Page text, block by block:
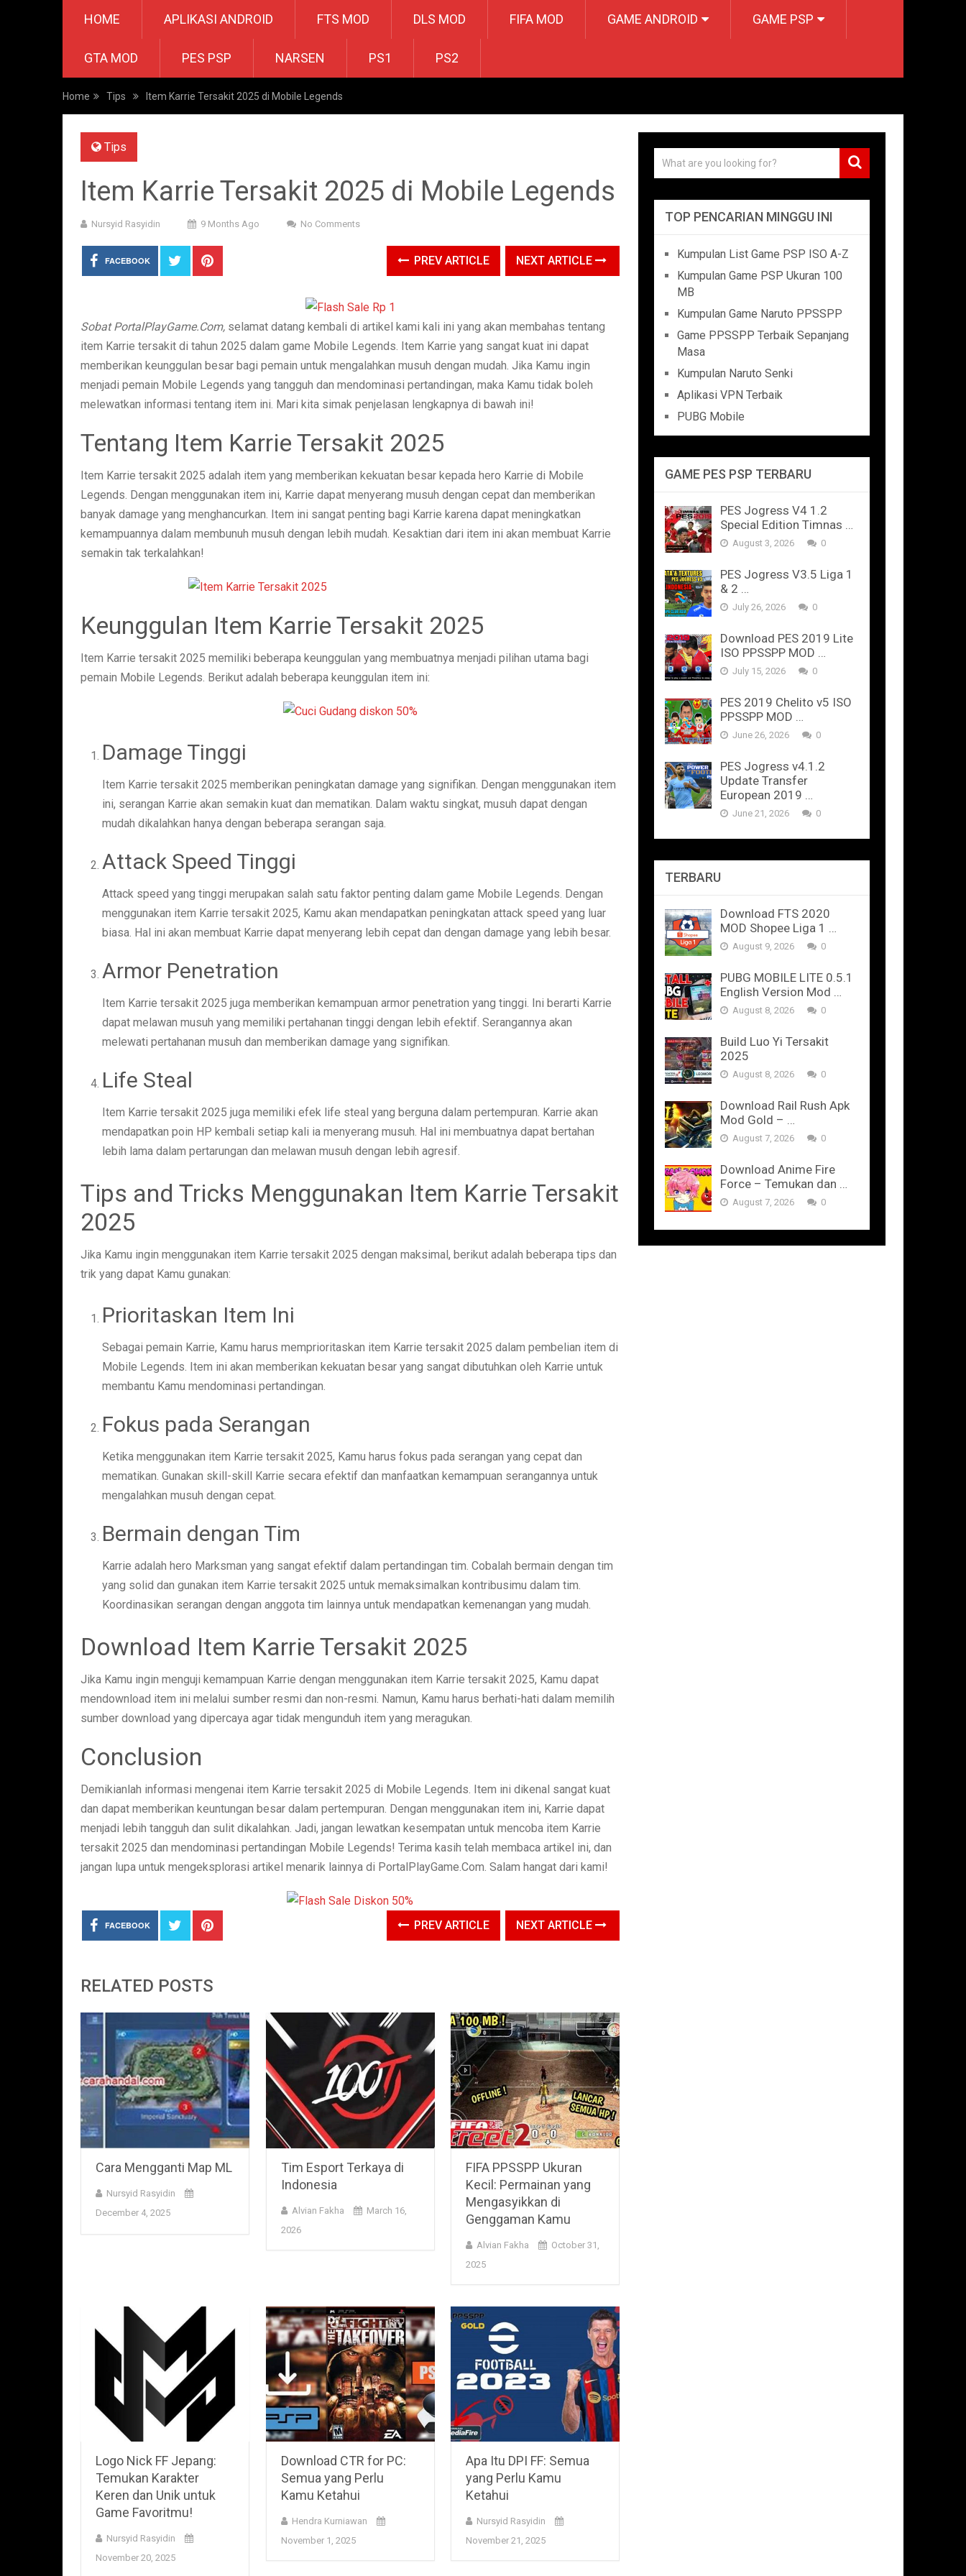
HOME APLIKASI ANDROID FTS MOD DLS MOD FIFA MOD GAME ANDROID GAME PSP
GTA MOD PES PSP NARSEN PS1 PS2
Home Tips Item Karrie Tersakit 2025 di Mobile Legends
Tips
Item Karrie Tersakit 2025 di Mobile Legends
Nursyid Rasyidin 9 Months Ago No Comments
FACEBOOK PREV ARTICLE NEXT ARTICLE
Sobat PortalPlayGame.Com, selamat datang kembali di artikel kami kali ini yang akan membahas tentang
item Karrie tersakit di tahun 2025 dalam game Mobile Legends. Item Karrie yang sangat kuat ini dapat
memberikan keunggulan besar bagi pemain untuk mengalahkan musuh dengan mudah. Jika Kamu ingin
menjadi pemain Mobile Legends yang tangguh dan mendominasi pertandingan, maka Kamu tidak boleh
melewatkan informasi tentang item ini. Mari kita simak penjelasan lengkapnya di bawah ini!
Tentang Item Karrie Tersakit 2025
Item Karrie tersakit 2025 adalah item yang memberikan kekuatan besar kepada hero Karrie di Mobile
Legends. Dengan menggunakan item ini, Karrie dapat menyerang musuh dengan cepat dan memberikan
banyak damage yang menghancurkan. Item ini sangat penting bagi Karrie karena dapat meningkatkan
kemampuannya dalam membunuh musuh dengan lebih mudah. Kesaktian dari item ini akan membuat Karrie
semakin tak terkalahkan!
Keunggulan Item Karrie Tersakit 2025
Item Karrie tersakit 2025 memiliki beberapa keunggulan yang membuatnya menjadi pilihan utama bagi
pemain Mobile Legends. Berikut adalah beberapa keunggulan item ini:
Damage Tinggi
Item Karrie tersakit 2025 memberikan peningkatan damage yang signifikan. Dengan menggunakan item
ini, serangan Karrie akan semakin kuat dan mematikan. Dalam waktu singkat, musuh dapat dengan
mudah dikalahkan hanya dengan beberapa serangan saja.
Attack Speed Tinggi
Attack speed yang tinggi merupakan salah satu faktor penting dalam game Mobile Legends. Dengan
menggunakan item Karrie tersakit 2025, Kamu akan mendapatkan peningkatan attack speed yang luar
biasa. Hal ini akan membuat Karrie dapat menyerang lebih cepat dan dengan damage yang lebih besar.
Armor Penetration
Item Karrie tersakit 2025 juga memberikan kemampuan armor penetration yang tinggi. Ini berarti Karrie
dapat melawan musuh yang memiliki pertahanan tinggi dengan lebih efektif. Serangannya akan
melewati pertahanan musuh dan memberikan damage yang signifikan.
Life Steal
Item Karrie tersakit 2025 juga memiliki efek life steal yang berguna dalam pertempuran. Karrie akan
mendapatkan poin HP kembali setiap kali ia menyerang musuh. Hal ini membuatnya dapat bertahan
lebih lama dalam pertarungan dan melawan musuh dengan lebih agresif.
Tips and Tricks Menggunakan Item Karrie Tersakit
2025
Jika Kamu ingin menggunakan item Karrie tersakit 2025 dengan maksimal, berikut adalah beberapa tips dan
trik yang dapat Kamu gunakan:
Prioritaskan Item Ini
Sebagai pemain Karrie, Kamu harus memprioritaskan item Karrie tersakit 2025 dalam pembelian item di
Mobile Legends. Item ini akan memberikan kekuatan besar yang sangat dibutuhkan oleh Karrie untuk
membantu Kamu mendominasi pertandingan.
Fokus pada Serangan
Ketika menggunakan item Karrie tersakit 2025, Kamu harus fokus pada serangan yang cepat dan
mematikan. Gunakan skill-skill Karrie secara efektif dan manfaatkan kemampuan serangannya untuk
mengalahkan musuh dengan cepat.
Bermain dengan Tim
Karrie adalah hero Marksman yang sangat efektif dalam pertandingan tim. Cobalah bermain dengan tim
yang solid dan gunakan item Karrie tersakit 2025 untuk memaksimalkan kontribusimu dalam tim.
Koordinasikan serangan dengan anggota tim lainnya untuk mendapatkan kemenangan yang mudah.
Download Item Karrie Tersakit 2025
Jika Kamu ingin menguji kemampuan Karrie dengan menggunakan item Karrie tersakit 2025, Kamu dapat
mendownload item ini melalui sumber resmi dan non-resmi. Namun, Kamu harus berhati-hati dalam memilih
sumber download yang dipercaya agar tidak mengunduh item yang meragukan.
Conclusion
Demikianlah informasi mengenai item Karrie tersakit 2025 di Mobile Legends. Item ini dikenal sangat kuat
dan dapat memberikan keuntungan besar dalam pertempuran. Dengan menggunakan item ini, Karrie dapat
menjadi lebih tangguh dan sulit dikalahkan. Jadi, jangan lewatkan kesempatan untuk mencoba item Karrie
tersakit 2025 dan mendominasi pertandingan Mobile Legends! Terima kasih telah membaca artikel ini, dan
jangan lupa untuk mengeksplorasi artikel menarik lainnya di PortalPlayGame.Com. Salam hangat dari kami!
FACEBOOK PREV ARTICLE NEXT ARTICLE
RELATED POSTS
Cara Mengganti Map ML
Nursyid Rasyidin
December 4, 2025
Tim Esport Terkaya di
Indonesia
Alvian Fakha
March 16,
2026
FIFA PPSSPP Ukuran
Kecil: Permainan yang
Mengasyikkan di
Genggaman Kamu
Alvian Fakha
October 31,
2025
Logo Nick FF Jepang:
Temukan Karakter
Keren dan Unik untuk
Game Favoritmu!
Nursyid Rasyidin
November 20, 2025
Download CTR for PC:
Semua yang Perlu
Kamu Ketahui
Hendra Kurniawan
November 1, 2025
Apa Itu DPI FF: Semua
yang Perlu Kamu
Ketahui
Nursyid Rasyidin
November 21, 2025
TOP PENCARIAN MINGGU INI
Kumpulan List Game PSP ISO A-Z
Kumpulan Game PSP Ukuran 100
MB
Kumpulan Game Naruto PPSSPP
Game PPSSPP Terbaik Sepanjang
Masa
Kumpulan Naruto Senki
Aplikasi VPN Terbaik
PUBG Mobile
GAME PES PSP TERBARU
PES Jogress V4 1.2
Special Edition Timnas …
August 3, 2026 0
PES Jogress V3.5 Liga 1
& 2 …
July 26, 2026 0
Download PES 2019 Lite
ISO PPSSPP MOD …
July 15, 2026 0
PES 2019 Chelito v5 ISO
PPSSPP MOD …
June 26, 2026 0
PES Jogress v4.1.2
Update Transfer
European 2019 …
June 21, 2026 0
TERBARU
Download FTS 2020
MOD Shopee Liga 1 …
August 9, 2026 0
PUBG MOBILE LITE 0.5.1
English Version Mod …
August 8, 2026 0
Build Luo Yi Tersakit
2025
August 8, 2026 0
Download Rail Rush Apk
Mod Gold – …
August 7, 2026 0
Download Anime Fire
Force – Temukan dan …
August 7, 2026 0